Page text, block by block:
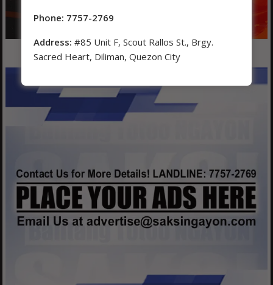
Phone: 7757-2769
Address: #85 Unit F, Scout Rallos St., Brgy.
Sacred Heart, Diliman, Quezon City